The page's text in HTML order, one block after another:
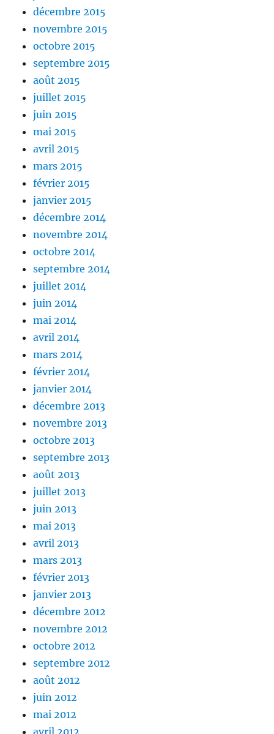
décembre 2015
novembre 2015
octobre 2015
septembre 2015
août 2015
juillet 2015
juin 2015
mai 2015
avril 2015
mars 2015
février 2015
janvier 2015
décembre 2014
novembre 2014
octobre 2014
septembre 2014
juillet 2014
juin 2014
mai 2014
avril 2014
mars 2014
février 2014
janvier 2014
décembre 2013
novembre 2013
octobre 2013
septembre 2013
août 2013
juillet 2013
juin 2013
mai 2013
avril 2013
mars 2013
février 2013
janvier 2013
décembre 2012
novembre 2012
octobre 2012
septembre 2012
août 2012
juin 2012
mai 2012